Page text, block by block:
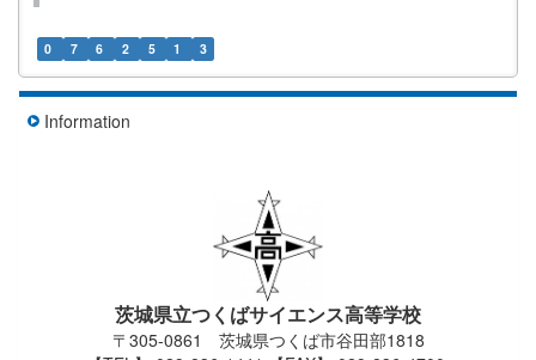
0 7 6 2 5 1 3
Information
茨城県立つくばサイエンス高等学校
〒305-0861 茨城県つくば市谷田部1818